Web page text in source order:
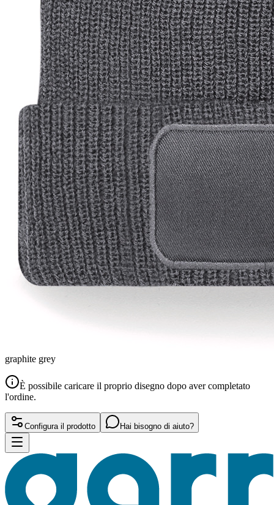
graphite grey
È possibile caricare il proprio disegno dopo aver completato
l'ordine.
Configura il prodotto Hai bisogno di aiuto?